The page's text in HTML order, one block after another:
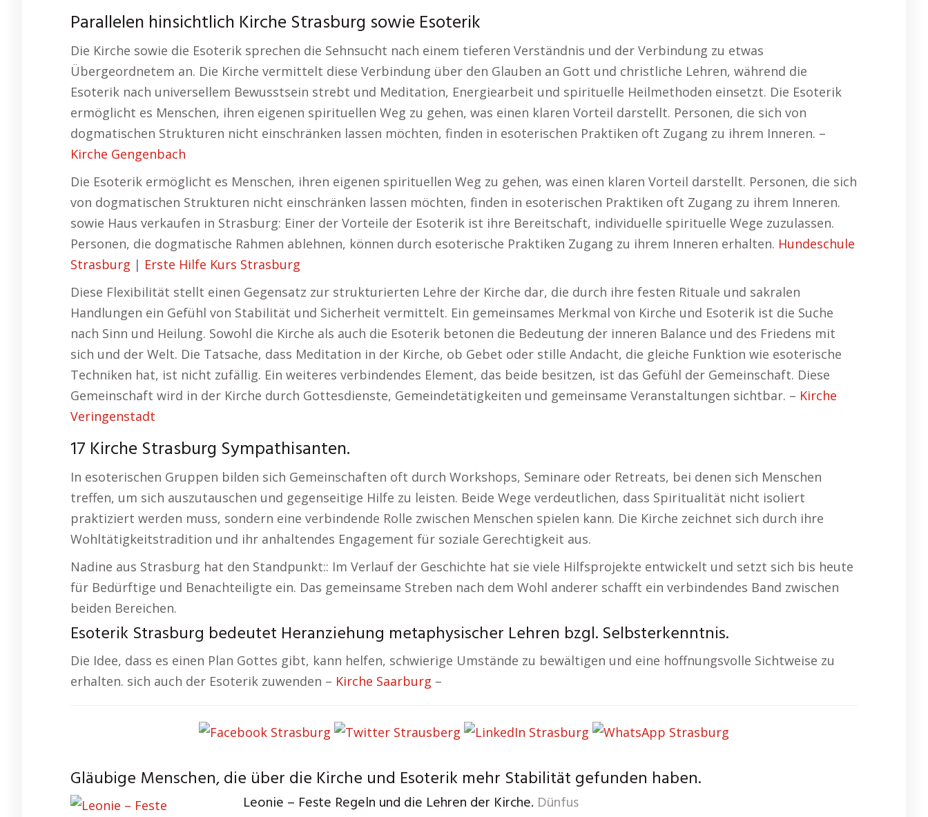
Parallelen hinsichtlich Kirche Strasburg sowie Esoterik
Die Kirche sowie die Esoterik sprechen die Sehnsucht nach einem tieferen Verständnis und der Verbindung zu etwas
Übergeordnetem an. Die Kirche vermittelt diese Verbindung über den Glauben an Gott und christliche Lehren, während die
Esoterik nach universellem Bewusstsein strebt und Meditation, Energiearbeit und spirituelle Heilmethoden einsetzt. Die Esoterik
ermöglicht es Menschen, ihren eigenen spirituellen Weg zu gehen, was einen klaren Vorteil darstellt. Personen, die sich von
dogmatischen Strukturen nicht einschränken lassen möchten, finden in esoterischen Praktiken oft Zugang zu ihrem Inneren. –
Kirche Gengenbach
Die Esoterik ermöglicht es Menschen, ihren eigenen spirituellen Weg zu gehen, was einen klaren Vorteil darstellt. Personen, die sich
von dogmatischen Strukturen nicht einschränken lassen möchten, finden in esoterischen Praktiken oft Zugang zu ihrem Inneren.
sowie Haus verkaufen in Strasburg: Einer der Vorteile der Esoterik ist ihre Bereitschaft, individuelle spirituelle Wege zuzulassen.
Personen, die dogmatische Rahmen ablehnen, können durch esoterische Praktiken Zugang zu ihrem Inneren erhalten. Hundeschule
Strasburg | Erste Hilfe Kurs Strasburg
Diese Flexibilität stellt einen Gegensatz zur strukturierten Lehre der Kirche dar, die durch ihre festen Rituale und sakralen
Handlungen ein Gefühl von Stabilität und Sicherheit vermittelt. Ein gemeinsames Merkmal von Kirche und Esoterik ist die Suche
nach Sinn und Heilung. Sowohl die Kirche als auch die Esoterik betonen die Bedeutung der inneren Balance und des Friedens mit
sich und der Welt. Die Tatsache, dass Meditation in der Kirche, ob Gebet oder stille Andacht, die gleiche Funktion wie esoterische
Techniken hat, ist nicht zufällig. Ein weiteres verbindendes Element, das beide besitzen, ist das Gefühl der Gemeinschaft. Diese
Gemeinschaft wird in der Kirche durch Gottesdienste, Gemeindetätigkeiten und gemeinsame Veranstaltungen sichtbar. – Kirche
Veringenstadt
17 Kirche Strasburg Sympathisanten.
In esoterischen Gruppen bilden sich Gemeinschaften oft durch Workshops, Seminare oder Retreats, bei denen sich Menschen
treffen, um sich auszutauschen und gegenseitige Hilfe zu leisten. Beide Wege verdeutlichen, dass Spiritualität nicht isoliert
praktiziert werden muss, sondern eine verbindende Rolle zwischen Menschen spielen kann. Die Kirche zeichnet sich durch ihre
Wohltätigkeitstradition und ihr anhaltendes Engagement für soziale Gerechtigkeit aus.
Nadine aus Strasburg hat den Standpunkt:: Im Verlauf der Geschichte hat sie viele Hilfsprojekte entwickelt und setzt sich bis heute
für Bedürftige und Benachteiligte ein. Das gemeinsame Streben nach dem Wohl anderer schafft ein verbindendes Band zwischen
beiden Bereichen.
Esoterik Strasburg bedeutet Heranziehung metaphysischer Lehren bzgl. Selbsterkenntnis.
Die Idee, dass es einen Plan Gottes gibt, kann helfen, schwierige Umstände zu bewältigen und eine hoffnungsvolle Sichtweise zu
erhalten. sich auch der Esoterik zuwenden – Kirche Saarburg –
Gläubige Menschen, die über die Kirche und Esoterik mehr Stabilität gefunden haben.
Leonie – Feste Regeln und die Lehren der Kirche. Dünfus